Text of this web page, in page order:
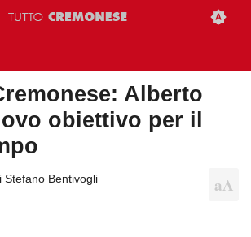
Alberto
obiettivo per il
Stefano Bentivogli